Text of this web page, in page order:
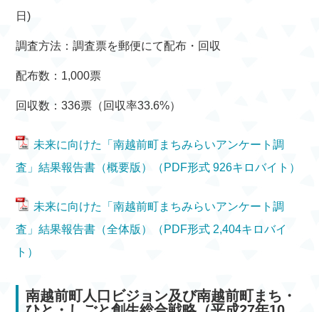
日)
調査方法：調査票を郵便にて配布・回収
配布数：1,000票
回収数：336票（回収率33.6%）
未来に向けた「南越前町まちみらいアンケート調
査」結果報告書（概要版）（PDF形式 926キロバイト）
未来に向けた「南越前町まちみらいアンケート調
査」結果報告書（全体版）（PDF形式 2,404キロバイ
ト）
南越前町人口ビジョン及び南越前町まち・